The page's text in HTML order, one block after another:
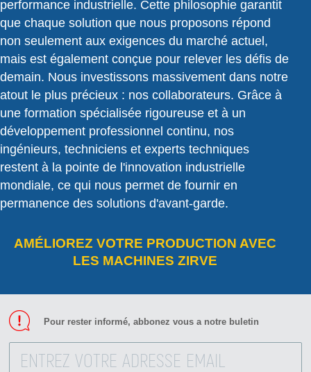
performance industrielle. Cette philosophie garantit
que chaque solution que nous proposons répond
non seulement aux exigences du marché actuel,
mais est également conçue pour relever les défis de
demain. Nous investissons massivement dans notre
atout le plus précieux : nos collaborateurs. Grâce à
une formation spécialisée rigoureuse et à un
développement professionnel continu, nos
ingénieurs, techniciens et experts techniques
restent à la pointe de l'innovation industrielle
mondiale, ce qui nous permet de fournir en
permanence des solutions d'avant-garde.
AMÉLIOREZ VOTRE PRODUCTION AVEC
LES MACHINES ZIRVE
Pour rester informé, abbonez vous a notre buletin